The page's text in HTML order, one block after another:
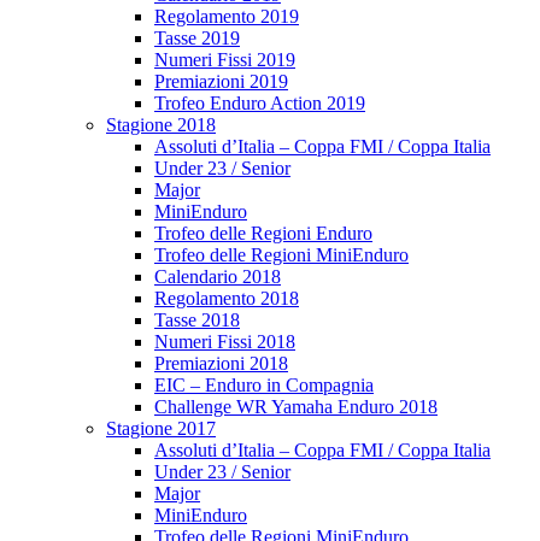
Regolamento 2019
Tasse 2019
Numeri Fissi 2019
Premiazioni 2019
Trofeo Enduro Action 2019
Stagione 2018
Assoluti d’Italia – Coppa FMI / Coppa Italia
Under 23 / Senior
Major
MiniEnduro
Trofeo delle Regioni Enduro
Trofeo delle Regioni MiniEnduro
Calendario 2018
Regolamento 2018
Tasse 2018
Numeri Fissi 2018
Premiazioni 2018
EIC – Enduro in Compagnia
Challenge WR Yamaha Enduro 2018
Stagione 2017
Assoluti d’Italia – Coppa FMI / Coppa Italia
Under 23 / Senior
Major
MiniEnduro
Trofeo delle Regioni MiniEnduro